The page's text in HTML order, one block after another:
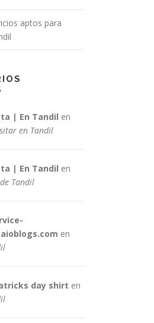
aptos para
| En Tandil en
en Tandil
| En Tandil en
Tandil
en
day shirt en